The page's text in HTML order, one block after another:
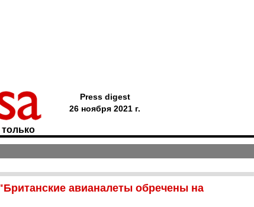
Press digest
26 ноября 2021 г.
авианалеты обречены на